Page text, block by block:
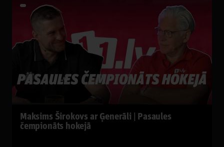
Maksims Širokovs ar Ģenerāli | Pasaules
čempionāts hokejā